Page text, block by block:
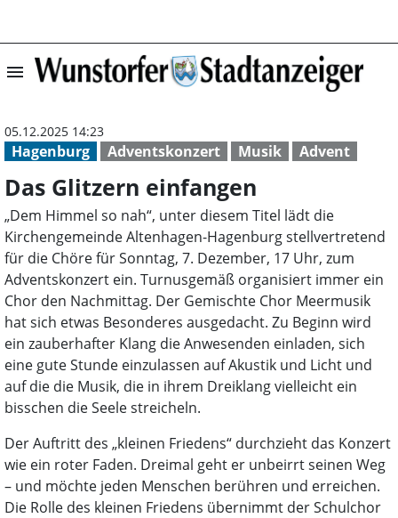
menu Das Glitzern
Hagenburg Adventskonzert Musik Advent
05.12.2025 14:23
Das Glitzern einfangen
„Dem Himmel so nah“, unter diesem Titel lädt die
Kirchengemeinde Altenhagen-Hagenburg stellvertretend
für die Chöre für Sonntag, 7. Dezember, 17 Uhr, zum
Adventskonzert ein. Turnusgemäß organisiert immer ein
Chor den Nachmittag. Der Gemischte Chor Meermusik
hat sich etwas Besonderes ausgedacht. Zu Beginn wird
ein zauberhafter Klang die Anwesenden einladen, sich
eine gute Stunde einzulassen auf Akustik und Licht und
auf die die Musik, die in ihrem Dreiklang vielleicht ein
bisschen die Seele streicheln.
Der Auftritt des „kleinen Friedens“ durchzieht das Konzert
wie ein roter Faden. Dreimal geht er unbeirrt seinen Weg
– und möchte jeden Menschen berühren und erreichen.
Die Rolle des kleinen Friedens übernimmt der Schulchor